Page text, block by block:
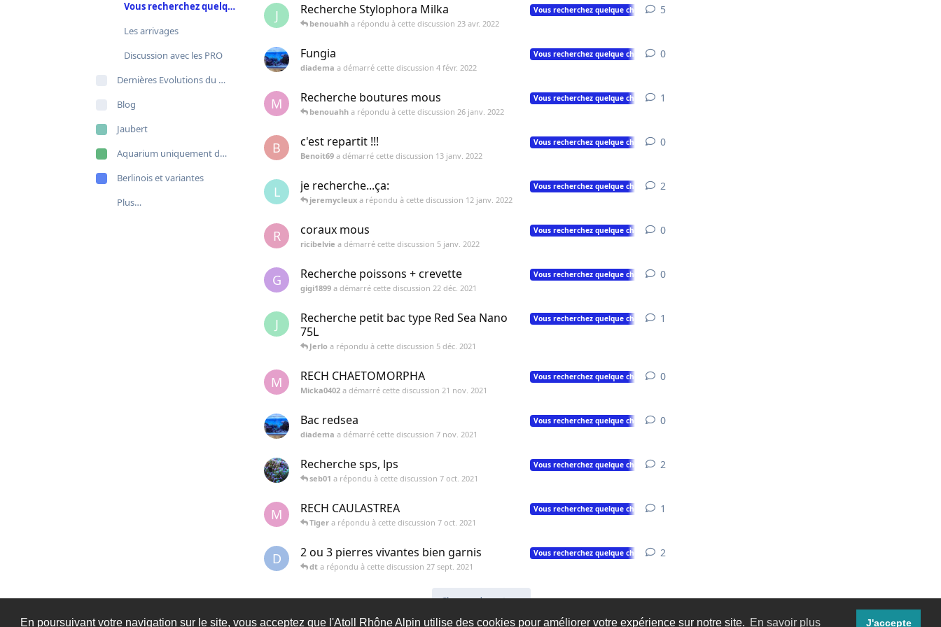
En poursuivant votre navigation sur le site, vous acceptez que l'Atoll Rhône Alpin utilise des cookies pour améliorer votre expérience sur notre site. En savoir plus J'accepte
Vous recherchez quelque chose ?
Les arrivages
Discussion avec les PRO
Dernières Evolutions du site
Blog
Jaubert
Aquarium uniquement de poissons
Berlinois et variantes
Plus…
J Recherche Stylophora Milka Vous recherchez quelque chose ?
benouahh a répondu à cette discussion 23 avr. 2022
5
Fungia Vous recherchez quelque chose ?
diadema a démarré cette discussion 4 févr. 2022
0
M Recherche boutures mous Vous recherchez quelque chose ?
benouahh a répondu à cette discussion 26 janv. 2022
1
B c'est repartit !!! Vous recherchez quelque chose ?
Benoit69 a démarré cette discussion 13 janv. 2022
0
L je recherche...ça: Vous recherchez quelque chose ?
jeremycleux a répondu à cette discussion 12 janv. 2022
2
R coraux mous Vous recherchez quelque chose ?
ricibelvie a démarré cette discussion 5 janv. 2022
0
G Recherche poissons + crevette Vous recherchez quelque chose ?
gigi1899 a démarré cette discussion 22 déc. 2021
0
J
Recherche petit bac type Red Sea Nano
75L
Vous recherchez quelque chose ?
Jerlo a répondu à cette discussion 5 déc. 2021
1
M RECH CHAETOMORPHA Vous recherchez quelque chose ?
Micka0402 a démarré cette discussion 21 nov. 2021
0
Bac redsea Vous recherchez quelque chose ?
diadema a démarré cette discussion 7 nov. 2021
0
Recherche sps, lps Vous recherchez quelque chose ?
seb01 a répondu à cette discussion 7 oct. 2021
2
M RECH CAULASTREA Vous recherchez quelque chose ?
Tiger a répondu à cette discussion 7 oct. 2021
1
D 2 ou 3 pierres vivantes bien garnis Vous recherchez quelque chose ?
dt a répondu à cette discussion 27 sept. 2021
2
Charger davantage